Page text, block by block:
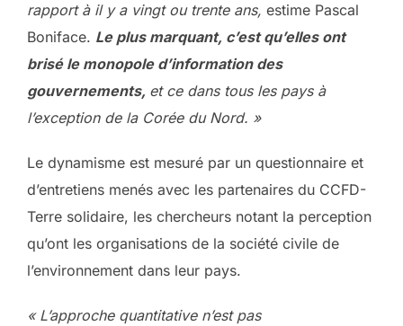
rapport à il y a vingt ou trente ans, estime Pascal
Boniface. Le plus marquant, c’est qu’elles ont
brisé le monopole d’information des
gouvernements, et ce dans tous les pays à
l’exception de la Corée du Nord. »
Le dynamisme est mesuré par un questionnaire et
d’entretiens menés avec les partenaires du CCFD-
Terre solidaire, les chercheurs notant la perception
qu’ont les organisations de la société civile de
l’environnement dans leur pays.
« L’approche quantitative n’est pas